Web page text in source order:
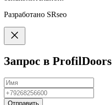
Разработано SRseo
Запрос в ProfilDoors
Отправить